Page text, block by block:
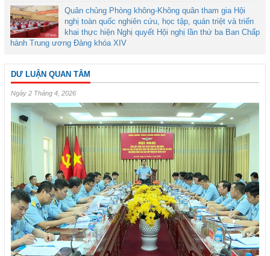
Quân chủng Phòng không-Không quân tham gia Hội
nghị toàn quốc nghiên cứu, học tập, quán triệt và triển
khai thực hiện Nghị quyết Hội nghị lần thứ ba Ban Chấp
hành Trung ương Đảng khóa XIV
DƯ LUẬN QUAN TÂM
Ngày 2 Tháng 4, 2026